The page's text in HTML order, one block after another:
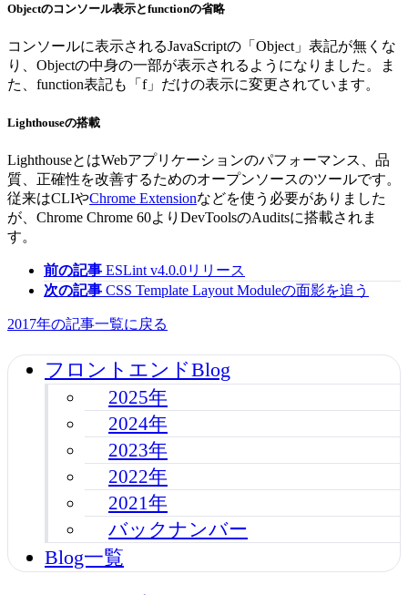
Objectのコンソール表示とfunctionの省略
コンソールに表示されるJavaScriptの「Object」表記が無くな
り、Objectの中身の一部が表示されるようになりました。ま
た、function表記も「f」だけの表示に変更されています。
Lighthouseの搭載
LighthouseとはWebアプリケーションのパフォーマンス、品
質、正確性を改善するためのオープンソースのツールです。
従来はCLIやChrome Extensionなどを使う必要がありました
が、Chrome Chrome 60よりDevToolsのAuditsに搭載されま
す。
前の記事 ESLint v4.0.0リリース
次の記事 CSS Template Layout Moduleの面影を追う
2017年の記事一覧に戻る
フロントエンドBlog
2025年
2024年
2023年
2022年
2021年
バックナンバー
Blog一覧